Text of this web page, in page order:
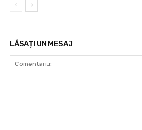
LĂSAȚI UN MESAJ